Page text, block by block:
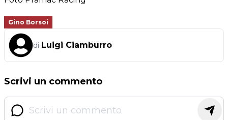
Gino Borsoi
di Luigi Ciamburro
Scrivi un commento